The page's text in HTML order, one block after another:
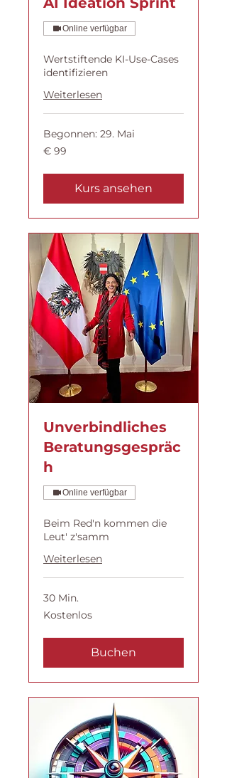
Online verfügbar
Wertstiftende KI-Use-Cases
identifizieren
Weiterlesen
Begonnen: 29. Mai
99
Euro
€ 99
Kurs ansehen
Unverbindliches
Beratungsgespräc
h
Online verfügbar
Beim Red'n kommen die
Leut' z'samm
Weiterlesen
30 Min.
Kostenlos
Kostenlos
Buchen